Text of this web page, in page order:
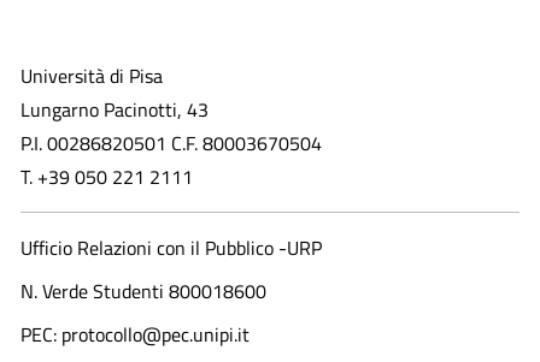
Università di Pisa
Lungarno Pacinotti, 43
P.I. 00286820501 C.F. 80003670504
T. +39 050 221 2111
Ufficio Relazioni con il Pubblico -URP
N. Verde Studenti 800018600​
PEC: protocollo@pec.unipi.it